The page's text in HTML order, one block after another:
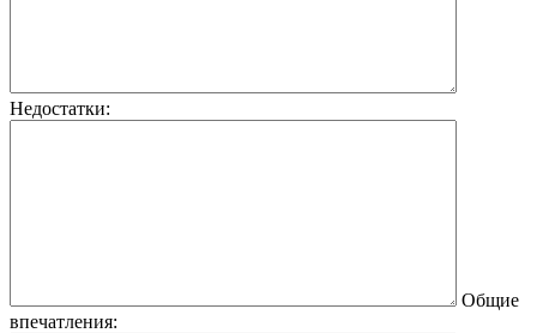
Недостатки:
Общие
впечатления: